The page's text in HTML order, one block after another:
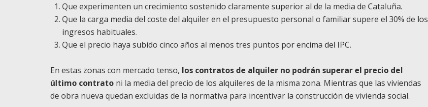
Que experimenten un crecimiento sostenido claramente superior al de la media de Cataluña.
Que la carga media del coste del alquiler en el presupuesto personal o familiar supere el 30% de los
ingresos habituales.
Que el precio haya subido cinco años al menos tres puntos por encima del IPC.
En estas zonas con mercado tenso, los contratos de alquiler no podrán superar el precio del
último contrato ni la media del precio de los alquileres de la misma zona. Mientras que las viviendas
de obra nueva quedan excluidas de la normativa para incentivar la construcción de vivienda social.